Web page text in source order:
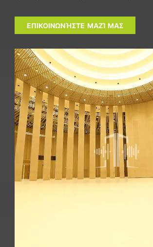
ΕΠΙΚΟΙΝΩΝΉΣΤΕ ΜΑΖΊ ΜΑΣ